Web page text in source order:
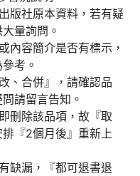
版社原本資料，若有疑
量詢問。
內容簡介是否有標示，
考。
、合併』，請確認品
請留言告知。
刪除該品項，故『取
『2個月後』重新上
缺漏，『都可退書退